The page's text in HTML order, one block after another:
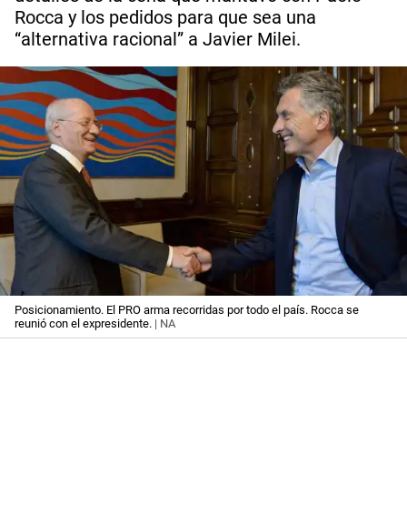
Rocca y los pedidos para que sea una
“alternativa racional” a Javier Milei.
Posicionamiento. El PRO arma recorridas por todo el país. Rocca se
reunió con el expresidente. | NA